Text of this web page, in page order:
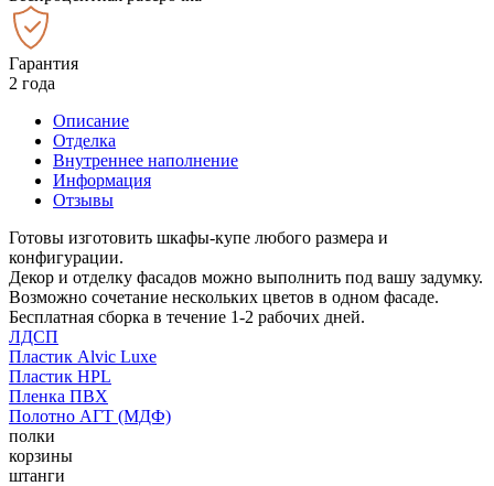
Гарантия
2 года
Описание
Отделка
Внутреннее наполнение
Информация
Отзывы
Готовы изготовить шкафы-купе любого размера и
конфигурации.
Декор и отделку фасадов можно выполнить под вашу задумку.
Возможно сочетание нескольких цветов в одном фасаде.
Бесплатная сборка в течение 1-2 рабочих дней.
ЛДСП
Пластик Alvic Luxe
Пластик HPL
Пленка ПВХ
Полотно АГТ (МДФ)
полки
корзины
штанги